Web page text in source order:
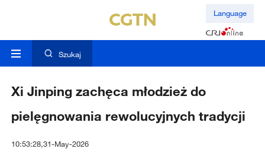
Language
Szukaj
Xi Jinping zachęca młodzież do
pielęgnowania rewolucyjnych tradycji
10:53:28,31-May-2026